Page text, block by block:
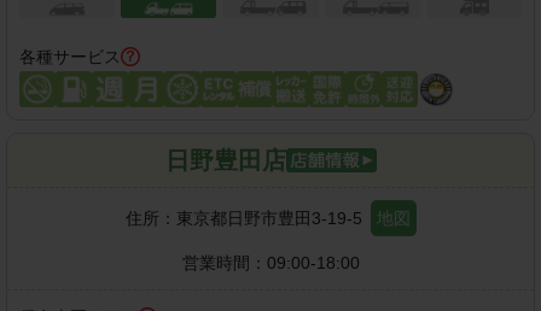
各種サービス
日野豊田店
住所： 東京都日野市豊田3-19-5 地図
営業時間： 09:00-18:00